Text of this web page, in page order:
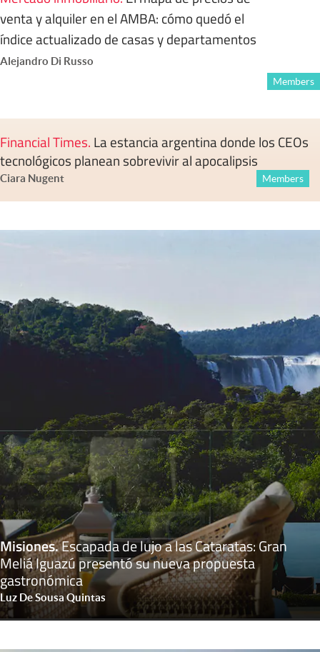
venta y alquiler en el AMBA: cómo quedó el
índice actualizado de casas y departamentos
Alejandro Di Russo
Members
Financial Times. La estancia argentina donde los CEOs
tecnológicos planean sobrevivir al apocalipsis
Ciara Nugent Members
Misiones.Escapada de lujo a las Cataratas: Gran
Meliá Iguazú presentó su nueva propuesta
gastronómica
Luz De Sousa Quintas